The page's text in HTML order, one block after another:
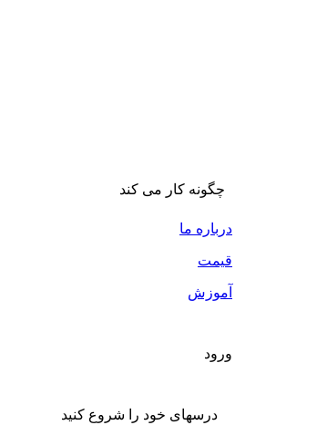
چگونه کار می کند
درباره ما
قیمت
آموزش
ورود
درسهای خود را شروع کنید